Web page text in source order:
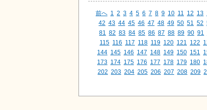
前へ 1 2 3 4 5 6 7 8 9 10 11 12 13
42 43 44 45 46 47 48 49 50 51 52
81
82 83 84 85 86 87 88 89 90 91
115 116 117 118 119 120 121 122
144 145 146 147 148 149 150 151
173 174 175 176 177 178 179 180
202 203 204 205 206 207 208 209